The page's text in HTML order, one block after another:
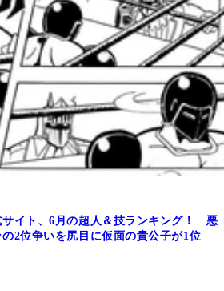
サイト、6月の超人＆技ランキング！ 悪
2位争いを尻目に仮面の貴公子が1位